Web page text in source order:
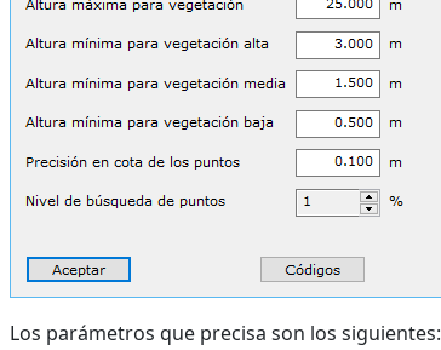
Los parámetros que precisa son los siguientes: